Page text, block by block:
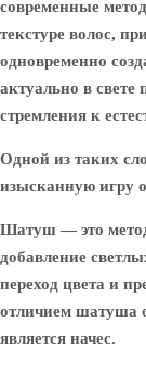
современные
текстуре волос,
одновременно
актуально в
стремления к
Одной из таких
изысканную игру
Шатуш — это
добавление
переход цвета и
отличием шатуша
является начес.